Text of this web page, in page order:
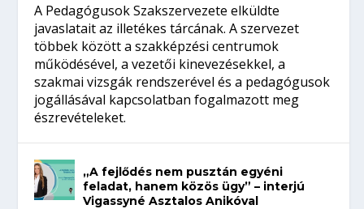
A Pedagógusok Szakszervezete elküldte
javaslatait az illetékes tárcának. A szervezet
többek között a szakképzési centrumok
működésével, a vezetői kinevezésekkel, a
szakmai vizsgák rendszerével és a pedagógusok
jogállásával kapcsolatban fogalmazott meg
észrevételeket.
„A fejlődés nem pusztán egyéni
feladat, hanem közös ügy” – interjú
Vigassyné Asztalos Anikóval